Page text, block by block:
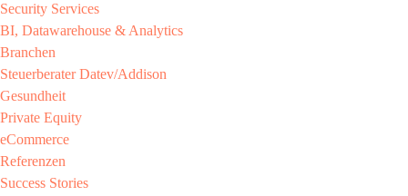
Security Services​
BI, Datawarehouse & Analytics
Branchen​
Steuerberater​ Datev/Addison​
Gesundheit​
Private Equity​
eCommerce​
Referenzen​
Success Stories​